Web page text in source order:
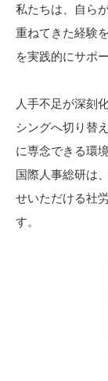
私たちは、自ら
重ねてきた経験
を実践的にサポ
人手不足が深刻
シングへ切り替
に専念できる環
国際人事総研は
せいただける社
す。